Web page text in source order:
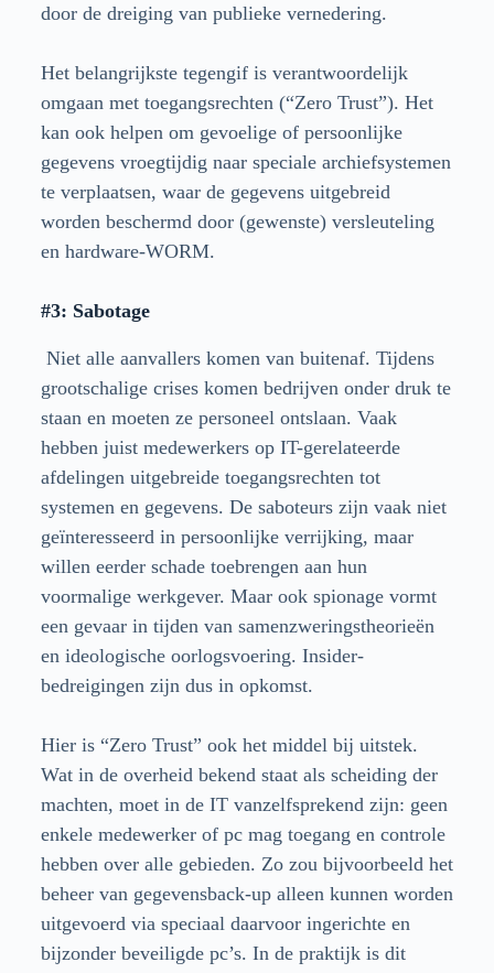
door de dreiging van publieke vernedering.
Het belangrijkste tegengif is verantwoordelijk
omgaan met toegangsrechten (“Zero Trust”). Het
kan ook helpen om gevoelige of persoonlijke
gegevens vroegtijdig naar speciale archiefsystemen
te verplaatsen, waar de gegevens uitgebreid
worden beschermd door (gewenste) versleuteling
en hardware-WORM.
#3: Sabotage
Niet alle aanvallers komen van buitenaf. Tijdens
grootschalige crises komen bedrijven onder druk te
staan en moeten ze personeel ontslaan. Vaak
hebben juist medewerkers op IT-gerelateerde
afdelingen uitgebreide toegangsrechten tot
systemen en gegevens. De saboteurs zijn vaak niet
geïnteresseerd in persoonlijke verrijking, maar
willen eerder schade toebrengen aan hun
voormalige werkgever. Maar ook spionage vormt
een gevaar in tijden van samenzweringstheorieën
en ideologische oorlogsvoering. Insider-
bedreigingen zijn dus in opkomst.
Hier is “Zero Trust” ook het middel bij uitstek.
Wat in de overheid bekend staat als scheiding der
machten, moet in de IT vanzelfsprekend zijn: geen
enkele medewerker of pc mag toegang en controle
hebben over alle gebieden. Zo zou bijvoorbeeld het
beheer van gegevensback-up alleen kunnen worden
uitgevoerd via speciaal daarvoor ingerichte en
bijzonder beveiligde pc’s. In de praktijk is dit